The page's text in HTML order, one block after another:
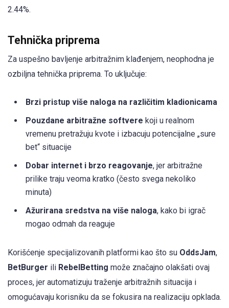
2.44%.
Tehnička priprema
Za uspešno bavljenje arbitražnim klađenjem, neophodna je
ozbiljna tehnička priprema. To uključuje:
Brzi pristup više naloga na različitim kladionicama
Pouzdane arbitražne softvere koji u realnom
vremenu pretražuju kvote i izbacuju potencijalne „sure
bet“ situacije
Dobar internet i brzo reagovanje, jer arbitražne
prilike traju veoma kratko (često svega nekoliko
minuta)
Ažurirana sredstva na više naloga, kako bi igrač
mogao odmah da reaguje
Korišćenje specijalizovanih platformi kao što su OddsJam,
BetBurger ili RebelBetting može značajno olakšati ovaj
proces, jer automatizuju traženje arbitražnih situacija i
omogućavaju korisniku da se fokusira na realizaciju opklada.